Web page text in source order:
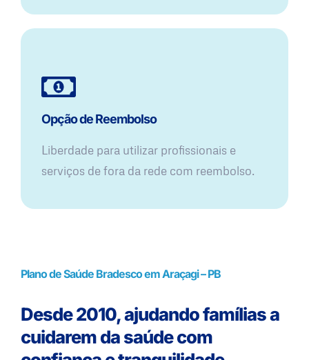
Opção de Reembolso
Liberdade para utilizar profissionais e
serviços de fora da rede com reembolso.
Plano de Saúde Bradesco em Araçagi – PB
Desde 2010, ajudando famílias a
cuidarem da saúde com